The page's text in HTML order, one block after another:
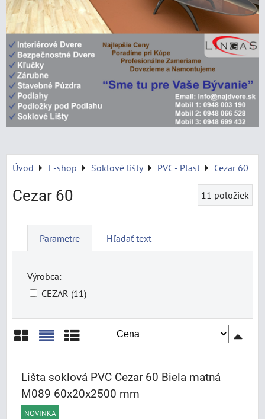
Úvod E-shop Soklové lišty PVC - Plast Cezar 60
Cezar 60 11 položiek
Parametre Hľadať text
Výrobca:
CEZAR (11)
Lišta soklová PVC Cezar 60 Biela matná
M089 60x20x2500 mm
NOVINKA